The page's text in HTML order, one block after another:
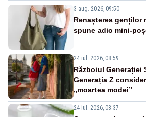
3 aug. 2026, 09:50
Renașterea genților
spune adio mini-
24 iul. 2026, 08:59
Războiul Generației
Generația Z
„moartea modei”
24 iul. 2026, 08:37